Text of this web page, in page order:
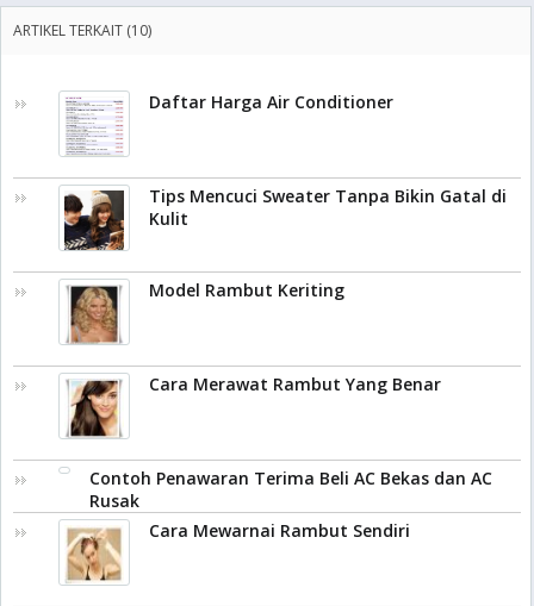
ARTIKEL TERKAIT (10)
Daftar Harga Air Conditioner
Tips Mencuci Sweater Tanpa Bikin Gatal di
Kulit
Model Rambut Keriting
Cara Merawat Rambut Yang Benar
Contoh Penawaran Terima Beli AC Bekas dan AC
Rusak
Cara Mewarnai Rambut Sendiri